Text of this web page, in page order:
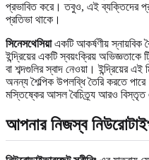
প্রভাবিত করে। তবুও, এই ব্যক্তিদের
প্রতিভা থাকে।
সিনেসথেসিয়াএকটি আকর্ষণীয় স্নায়বিক
ইন্দ্রিয়ের একটি স্বয়ংক্রিয় অভিজ্ঞতাকে
বা শব্দগুলির স্বাদ নেওয়া। ইন্দ্রিয়ের
অনন্য শৈল্পিক উপলব্ধি তৈরি করতে
মস্তিষ্কের আসল বৈচিত্র্য আরও বিস্তৃত
আপনার নিজস্ব